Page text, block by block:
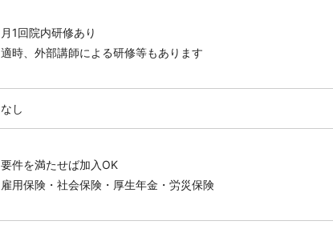
月1回院内研修あり
適時、外部講師による研修等もあります
なし
要件を満たせば加入OK
雇用保険・社会保険・厚生年金・労災保険